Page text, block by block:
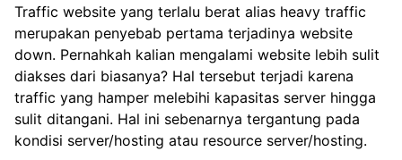
Traffic website yang terlalu berat alias heavy traffic
merupakan penyebab pertama terjadinya website
down. Pernahkah kalian mengalami website lebih sulit
diakses dari biasanya? Hal tersebut terjadi karena
traffic yang hamper melebihi kapasitas server hingga
sulit ditangani. Hal ini sebenarnya tergantung pada
kondisi server/hosting atau resource server/hosting.